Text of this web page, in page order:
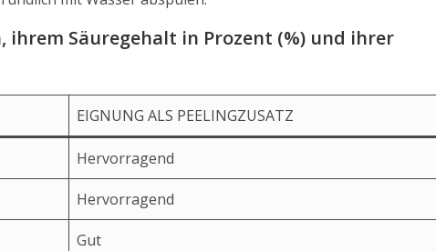
ihrem Säuregehalt in Prozent (%) und ihrer
EIGNUNG ALS PEELINGZUSATZ
Hervorragend
Hervorragend
Gut